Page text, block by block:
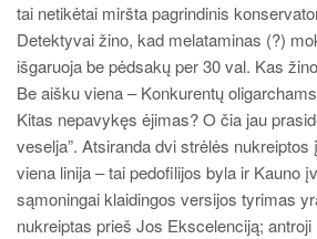
tai netikėtai miršta pagrindinis
Detektyvai žino, kad melataminas (?)
išgaruoja be pėdsakų per 30 val. Kas
Be aišku viena – Konkurentų
Kitas nepavykęs ėjimas? O čia jau
veselja”. Atsiranda dvi strėlės nukreiptos
viena linija – tai pedofilijos byla ir Kauno
sąmoningai klaidingos versijos tyrimas
nukreiptas prieš Jos Ekscelenciją; antroji